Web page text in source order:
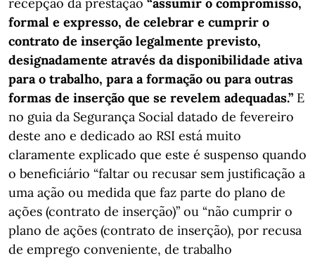
formal e expresso, de celebrar e cumprir o
contrato de inserção legalmente previsto,
designadamente através da disponibilidade ativa
para o trabalho, para a formação ou para outras
formas de inserção que se revelem adequadas.” E
no guia da Segurança Social datado de fevereiro
deste ano e dedicado ao RSI está muito
claramente explicado que este é suspenso quando
o beneficiário “faltar ou recusar sem justificação a
uma ação ou medida que faz parte do plano de
ações (contrato de inserção)” ou “não cumprir o
plano de ações (contrato de inserção), por recusa
de emprego conveniente, de trabalho